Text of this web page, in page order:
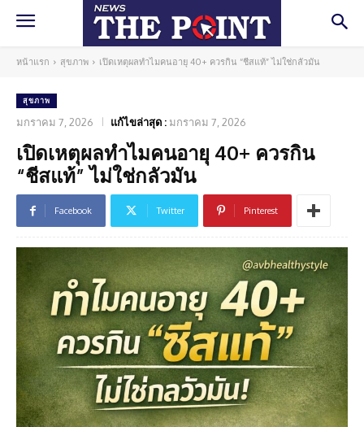
หน้าแรก สุขภาพ เปิดเหตุผลทำไมคนอายุ 40+ ควรกิน “ชีสแท้” ไม่ใช่กลัวมัน
สุขภาพ
มกราคม 7, 2026 แก้ไขล่าสุด : มกราคม 7, 2026
เปิดเหตุผลทำไมคนอายุ 40+ ควรกิน
“ชีสแท้” ไม่ใช่กลัวมัน
Facebook Twitter Pinterest